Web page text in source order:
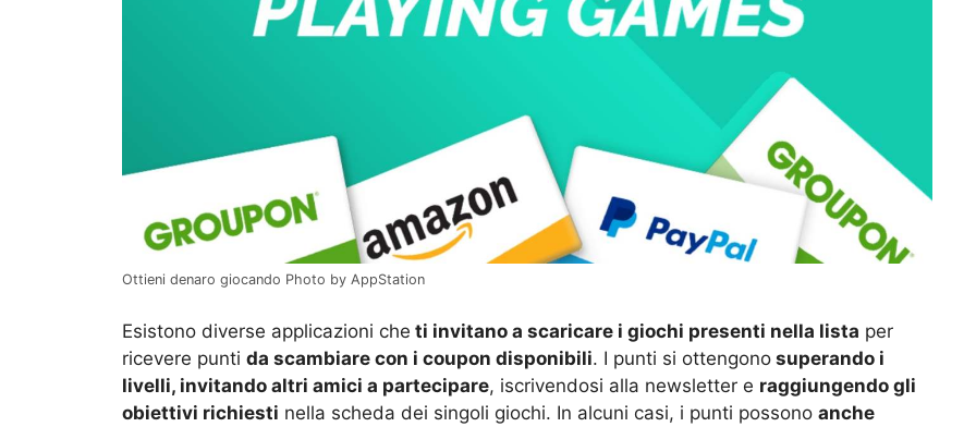
Ottieni denaro giocando Photo by AppStation
Esistono diverse applicazioni che ti invitano a scaricare i giochi presenti nella lista per
ricevere punti da scambiare con i coupon disponibili. I punti si ottengono superando i
livelli, invitando altri amici a partecipare, iscrivendosi alla newsletter e raggiungendo gli
obiettivi richiesti nella scheda dei singoli giochi. In alcuni casi, i punti possono anche